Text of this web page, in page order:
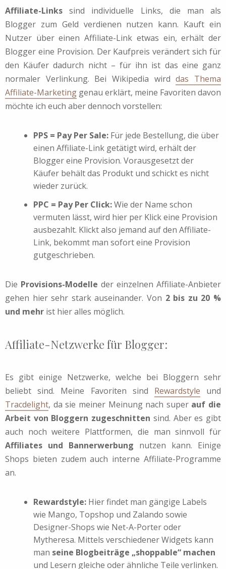
Affiliate-Links sind individuelle Links, die man als
Blogger zum Geld verdienen nutzen kann. Kauft ein
Nutzer über einen Affiliate-Link etwas ein, erhält der
Blogger eine Provision. Der Kaufpreis verändert sich für
den Käufer dadurch nicht – für ihn ist das eine ganz
normaler Verlinkung. Bei Wikipedia wirddas Thema
Affiliate-Marketing genau erklärt, meine Favoriten davon
möchte ich euch aber dennoch vorstellen:
PPS = Pay Per Sale: Für jede Bestellung, die über
einen Affiliate-Link getätigt wird, erhält der
Blogger eine Provision. Vorausgesetzt der
Käufer behält das Produkt und schickt es nicht
wieder zurück.
PPC = Pay Per Click:Wie der Name schon
vermuten lässt, wird hier per Klick eine Provision
ausbezahlt. Klickt also jemand auf den Affiliate-
Link, bekommt man sofort eine Provision
gutgeschrieben.
Die Provisions-Modelle der einzelnen Affiliate-Anbieter
gehen hier sehr stark auseinander. Von 2 bis zu 20 %
und mehr ist hier alles möglich.
Affiliate-Netzwerke für Blogger:
Es gibt einige Netzwerke, welche bei Bloggern sehr
beliebt sind. Meine Favoriten sind Rewardstyle und
Tracdelight, da sie meiner Meinung nach super auf die
Arbeit von Bloggern zugeschnitten sind. Aber es gibt
auch noch weitere Plattformen, die man sinnvoll für
Affiliates und Bannerwerbung nutzen kann. Einige
Shops bieten zudem auch interne Affiliate-Programme
an.
Rewardstyle: Hier findet man gängige Labels
wie Mango, Topshop und Zalando sowie
Designer-Shops wie Net-A-Porter oder
Mytheresa. Mittels verschiedener Widgets kann
man seine Blogbeiträge „shoppable“ machen
und Lesern gleiche oder ähnliche Teile verlinken.